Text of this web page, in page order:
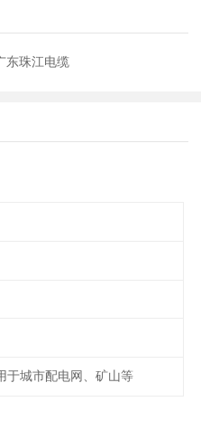
东珠江电缆
于城市配电网、矿山等